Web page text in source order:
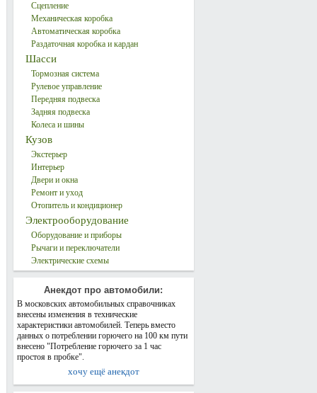
Сцепление
Механическая коробка
Автоматическая коробка
Раздаточная коробка и кардан
Шасси
Тормозная система
Рулевое управление
Передняя подвеска
Задняя подвеска
Колеса и шины
Кузов
Экстерьер
Интерьер
Двери и окна
Ремонт и уход
Отопитель и кондиционер
Электрооборудование
Оборудование и приборы
Рычаги и переключатели
Электрические схемы
Анекдот про автомобили:
В московских автомобильных справочниках
внесены изменения в технические
характеристики автомобилей. Теперь вместо
данных о потреблении горючего на 100 км пути
внесено "Потребление горючего за 1 час
простоя в пробке".
хочу ещё анекдот